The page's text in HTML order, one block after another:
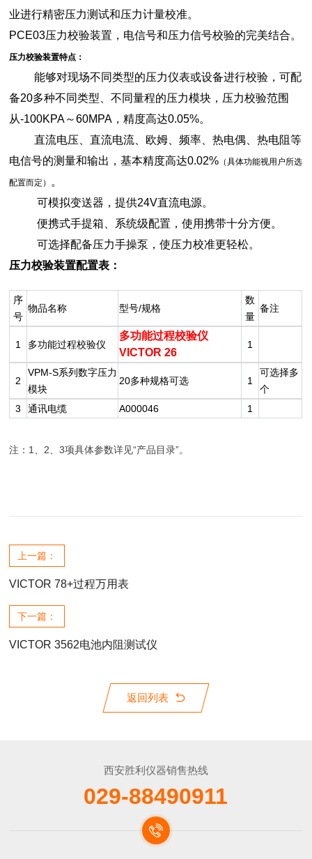
业进行精密压力测试和压力计量校准。
PCE03压力校验装置，电信号和压力信号校验的完美结合。
压力校验装置特点：
能够对现场不同类型的压力仪表或设备进行校验，可配
备20多种不同类型、不同量程的压力模块，压力校验范围
从-100KPA～60MPA，精度高达0.05%。
直流电压、直流电流、欧姆、频率、热电偶、热电阻等
电信号的测量和输出，基本精度高达0.02% （具体功能视用户所选
配置而定）
。
可模拟变送器，提供24V直流电源。
便携式手提箱、系统级配置，使用携带十分方便。
可选择配备压力手操泵，使压力校准更轻松。
压力校验装置配置表：
序
号
物品名称 型号/规格
数
量
备注
1 多功能过程校验仪
多功能过程校验仪
VICTOR 26
1
2
VPM-S系列数字压力
模块
20多种规格可选 1
可选择多
个
3
通讯电缆 A000046 1
注：1、2、3项具体参数详见“产品目录”。
上一篇：
VICTOR 78+过程万用表
下一篇：
VICTOR 3562电池内阻测试仪
返回列表
西安胜利仪器销售热线
029-88490911